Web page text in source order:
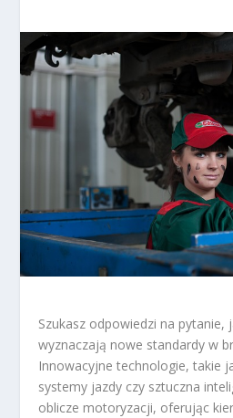
Szukasz odpowiedzi na pytanie,
wyznaczają nowe standardy w
Innowacyjne technologie, takie
systemy jazdy czy sztuczna
oblicze motoryzacji, oferując